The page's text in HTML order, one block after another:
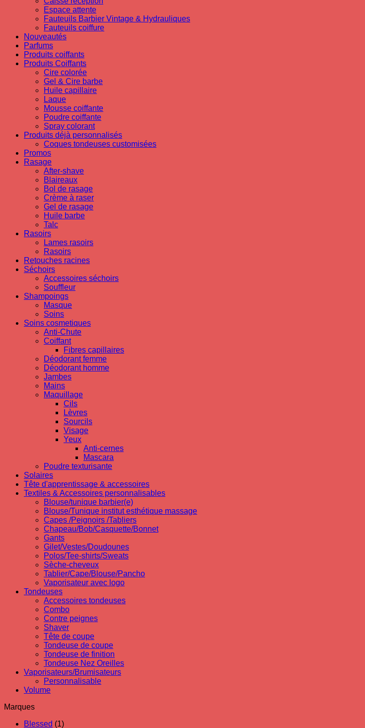
Espace attente
Fauteuils Barbier Vintage & Hydrauliques
Fauteuils coiffure
Nouveautés
Parfums
Produits coiffants
Produits Coiffants
Cire colorée
Gel & Cire barbe
Huile capillaire
Laque
Mousse coiffante
Poudre coiffante
Spray colorant
Produits déjà personnalisés
Coques tondeuses customisées
Promos
Rasage
After-shave
Blaireaux
Bol de rasage
Crème à raser
Gel de rasage
Huile barbe
Talc
Rasoirs
Lames rasoirs
Rasoirs
Retouches racines
Séchoirs
Accessoires séchoirs
Souffleur
Shampoings
Masque
Soins
Soins cosmetiques
Anti-Chute
Coiffant
Fibres capillaires
Déodorant femme
Déodorant homme
Jambes
Mains
Maquillage
Cils
Lèvres
Sourcils
Visage
Yeux
Anti-cernes
Mascara
Poudre texturisante
Solaires
Tête d'apprentissage & accessoires
Textiles & Accessoires personnalisables
Blouse/tunique barbier(e)
Blouse/Tunique institut esthétique massage
Capes /Peignoirs /Tabliers
Chapeau/Bob/Casquette/Bonnet
Gants
Gilet/Vestes/Doudounes
Polos/Tee-shirts/Sweats
Sèche-cheveux
Tablier/Cape/Blouse/Pancho
Vaporisateur avec logo
Tondeuses
Accessoires tondeuses
Combo
Contre peignes
Shaver
Tête de coupe
Tondeuse de coupe
Tondeuse de finition
Tondeuse Nez Oreilles
Vaporisateurs/Brumisateurs
Personnalisable
Volume
Marques
Blessed (1)